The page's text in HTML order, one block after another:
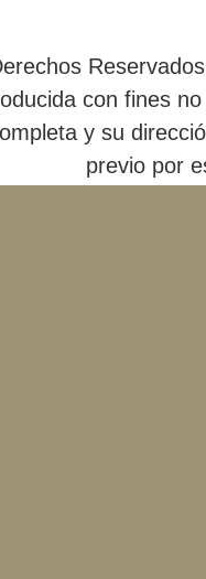
con fines
y su
previo por